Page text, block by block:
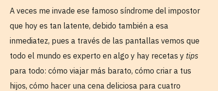
A veces me invade ese famoso síndrome del impostor
que hoy es tan latente, debido también a esa
inmediatez, pues a través de las pantallas vemos que
todo el mundo es experto en algo y hay recetas y tips
para todo: cómo viajar más barato, cómo criar a tus
hijos, cómo hacer una cena deliciosa para cuatro